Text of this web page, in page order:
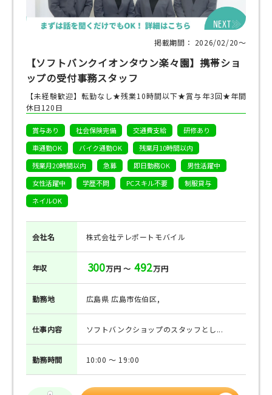
掲載期間： 2026/02/20〜
【ソフトバンクイオンタウン楽々園】携帯ショ
ップの受付事務スタッフ
【未経験歓迎】転勤なし★残業10時間以下★賞与年3回★年間
休日120日
賞与あり 社会保険完備 交通費支給
研修あり
車通勤OK
バイク通勤OK
残業月10時間以内
残業月20時間以内
急募 即日勤務OK
男性活躍中
女性活躍中
学歴不問 PCスキル不要
制服貸与
ネイルOK
会社名 株式会社テレポートモバイル
年収 300万円 ～ 492万円
勤務地 広島県 広島市佐伯区,
仕事内容 ソフトバンクショップのスタッフとし...
勤務時間 10:00 ～ 19:00